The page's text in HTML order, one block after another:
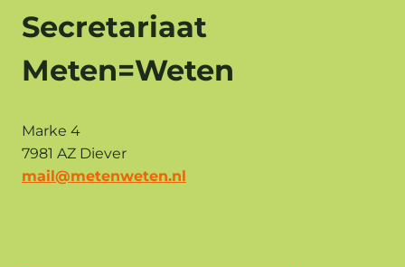
Secretariaat
Meten=Weten
Marke 4
7981 AZ Diever
mail@metenweten.nl